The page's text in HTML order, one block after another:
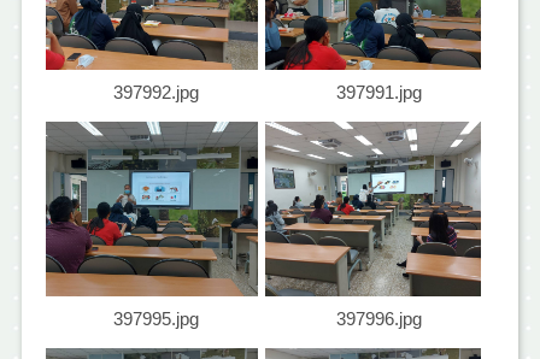
397992.jpg 397991.jpg
397995.jpg 397996.jpg